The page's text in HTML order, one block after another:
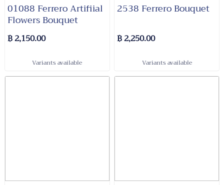
01088 Ferrero Artifiial
Flowers Bouquet
฿ 2,150.00
Variants available
2538 Ferrero Bouquet
฿ 2,250.00
Variants available